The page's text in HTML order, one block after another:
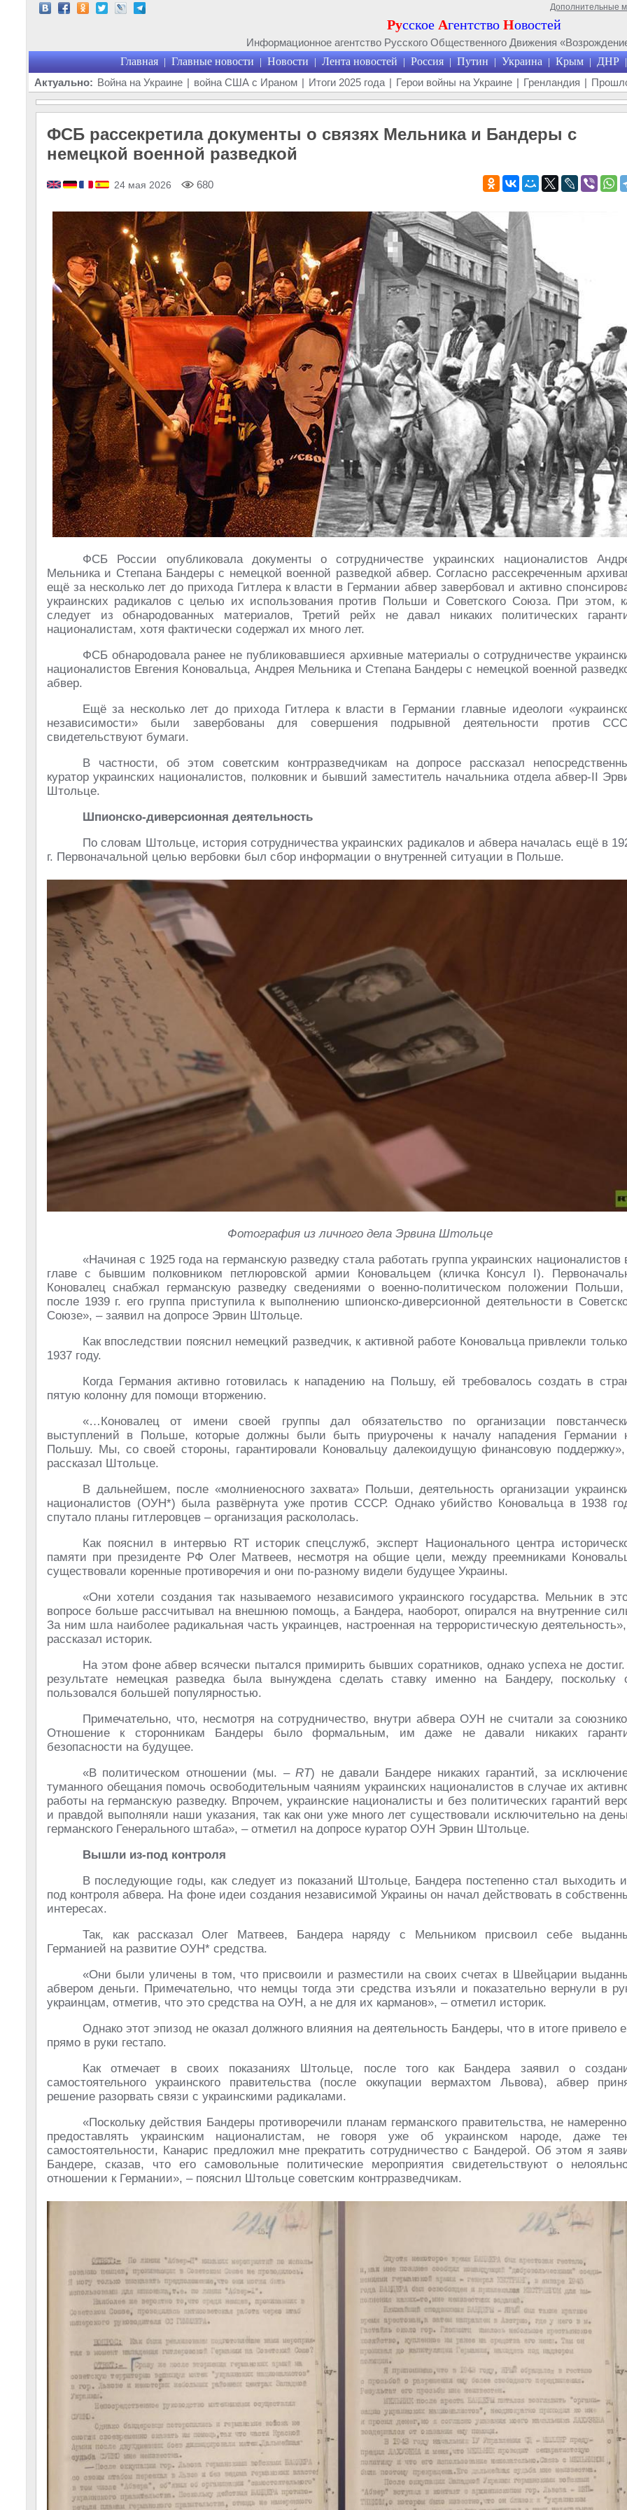
Дополнительные
Русское Агентство Новостей
Информационное агентство Русского Общественного Движения
Главная | Главные новости | Новости | Лента новостей | Россия | Путин | Украина | Крым | ДНР |
Актуально: Война на Украине | война США с Ираном | Итоги 2025 года | Герои войны на Украине | Гренландия |
ФСБ рассекретила документы о связях Мельника и Бандеры с
немецкой военной разведкой
24 мая 2026 680
ФСБ России опубликовала документы о сотрудничестве украинских националистов
Мельника и Степана Бандеры с немецкой военной разведкой абвер. Согласно рассекреченным
ещё за несколько лет до прихода Гитлера к власти в Германии абвер завербовал и активно
украинских радикалов с целью их использования против Польши и Советского Союза. При этом,
следует из обнародованных материалов, Третий рейх не давал никаких политических
националистам, хотя фактически содержал их много лет.
ФСБ обнародовала ранее не публиковавшиеся архивные материалы о сотрудничестве
националистов Евгения Коновальца, Андрея Мельника и Степана Бандеры с немецкой военной
абвер.
Ещё за несколько лет до прихода Гитлера к власти в Германии главные идеологи
независимости» были завербованы для совершения подрывной деятельности против
свидетельствуют бумаги.
В частности, об этом советским контрразведчикам на допросе рассказал
куратор украинских националистов, полковник и бывший заместитель начальника отдела абвер-II
Штольце.
Шпионско-диверсионная деятельность
По словам Штольце, история сотрудничества украинских радикалов и абвера началась ещё в
г. Первоначальной целью вербовки был сбор информации о внутренней ситуации в Польше.
Фотография из личного дела Эрвина Штольце
«Начиная с 1925 года на германскую разведку стала работать группа украинских националистов
главе с бывшим полковником петлюровской армии Коновальцем (кличка Консул I).
Коновалец снабжал германскую разведку сведениями о военно-политическом положении
после 1939 г. его группа приступила к выполнению шпионско-диверсионной деятельности в
Союзе», – заявил на допросе Эрвин Штольце.
Как впоследствии пояснил немецкий разведчик, к активной работе Коновальца привлекли
1937 году.
Когда Германия активно готовилась к нападению на Польшу, ей требовалось создать в
пятую колонну для помощи вторжению.
«…Коновалец от имени своей группы дал обязательство по организации
выступлений в Польше, которые должны были быть приурочены к началу нападения Германии
Польшу. Мы, со своей стороны, гарантировали Коновальцу далекоидущую финансовую
рассказал Штольце.
В дальнейшем, после «молниеносного захвата» Польши, деятельность организации
националистов (ОУН*) была развёрнута уже против СССР. Однако убийство Коновальца в 1938
спутало планы гитлеровцев – организация раскололась.
Как пояснил в интервью RT историк спецслужб, эксперт Национального центра
памяти при президенте РФ Олег Матвеев, несмотря на общие цели, между преемниками
существовали коренные противоречия и они по-разному видели будущее Украины.
«Они хотели создания так называемого независимого украинского государства. Мельник в
вопросе больше рассчитывал на внешнюю помощь, а Бандера, наоборот, опирался на внутренние
За ним шла наиболее радикальная часть украинцев, настроенная на террористическую
рассказал историк.
На этом фоне абвер всячески пытался примирить бывших соратников, однако успеха не
результате немецкая разведка была вынуждена сделать ставку именно на Бандеру, поскольку
пользовался большей популярностью.
Примечательно, что, несмотря на сотрудничество, внутри абвера ОУН не считали за
Отношение к сторонникам Бандеры было формальным, им даже не давали никаких
безопасности на будущее.
«В политическом отношении (мы. –RT) не давали Бандере никаких гарантий, за
туманного обещания помочь освободительным чаяниям украинских националистов в случае их
работы на германскую разведку. Впрочем, украинские националисты и без политических гарантий
и правдой выполняли наши указания, так как они уже много лет существовали исключительно на
германского Генерального штаба», – отметил на допросе куратор ОУН Эрвин Штольце.
Вышли из-под контроля
В последующие годы, как следует из показаний Штольце, Бандера постепенно стал выходить
под контроля абвера. На фоне идеи создания независимой Украины он начал действовать в
интересах.
Так, как рассказал Олег Матвеев, Бандера наряду с Мельником присвоил себе
Германией на развитие ОУН* средства.
«Они были уличены в том, что присвоили и разместили на своих счетах в Швейцарии
абвером деньги. Примечательно, что немцы тогда эти средства изъяли и показательно вернули в
украинцам, отметив, что это средства на ОУН, а не для их карманов», – отметил историк.
Однако этот эпизод не оказал должного влияния на деятельность Бандеры, что в итоге привело
прямо в руки гестапо.
Как отмечает в своих показаниях Штольце, после того как Бандера заявил о
самостоятельного украинского правительства (после оккупации вермахтом Львова), абвер
решение разорвать связи с украинскими радикалами.
«Поскольку действия Бандеры противоречили планам германского правительства, не
предоставлять украинским националистам, не говоря уже об украинском народе, даже
самостоятельности, Канарис предложил мне прекратить сотрудничество с Бандерой. Об этом я
Бандере, сказав, что его самовольные политические мероприятия свидетельствуют о
отношении к Германии», – пояснил Штольце советским контрразведчикам.